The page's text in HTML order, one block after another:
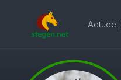
Actueel